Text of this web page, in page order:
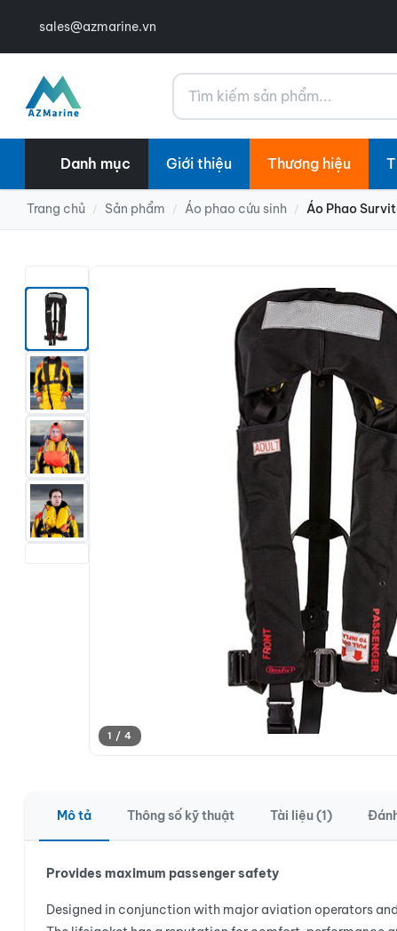
sales@azmarine.vn
Tìm kiếm
Danh mục Giới thiệu Thương hiệu
Trang chủ / Sản phẩm / Áo phao cứu sinh / Áo Phao
1 / 4
Mô tả Thông số kỹ thuật Tài liệu (1)
Provides maximum passenger safety
Designed in conjunction with major aviation operators